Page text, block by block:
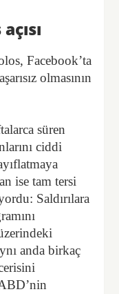
Facebook’ta
olmasının
süren
ciddi
ise tam tersi
Saldırılara
anda birkaç